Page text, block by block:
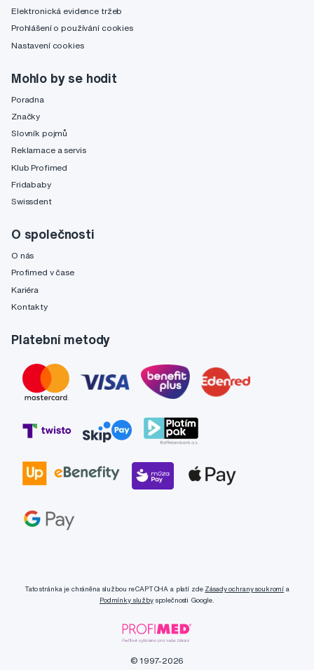
Elektronická evidence tržeb
Prohlášení o používání cookies
Nastavení cookies
Mohlo by se hodit
Poradna
Značky
Slovník pojmů
Reklamace a servis
Klub Profimed
Fridababy
Swissdent
O společnosti
O nás
Profimed v čase
Kariéra
Kontakty
Platební metody
Tato stránka je chráněna službou reCAPTCHA a platí zde Zásady ochrany soukromí a
Podmínky službyspolečnosti Google.
© 1997-2026